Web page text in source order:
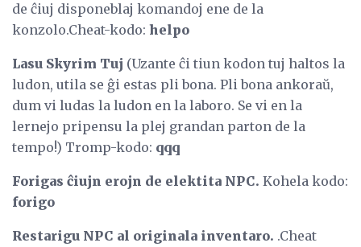
de ĉiuj disponeblaj komandoj ene de la
konzolo.Cheat-kodo: helpo
Lasu Skyrim Tuj (Uzante ĉi tiun kodon tuj haltos la
ludon, utila se ĝi estas pli bona. Pli bona ankoraŭ,
dum vi ludas la ludon en la laboro. Se vi en la
lernejo pripensu la plej grandan parton de la
tempo!) Tromp-kodo: qqq
Forigas ĉiujn erojn de elektita NPC. Kohela kodo:
forigo
Restarigu NPC al originala inventaro. .Cheat